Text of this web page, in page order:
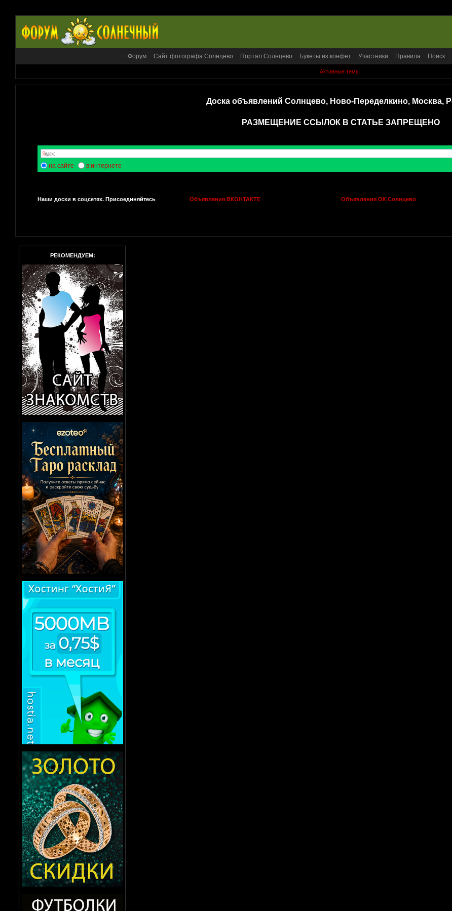
Форум Сайт фотографа Солнцево Портал Солнцево Букеты из конфет Участники Правила Поиск
Активные темы
Доска объявлений Солнцево, Ново-Переделкино, Москва,
РАЗМЕЩЕНИЕ ССЫЛОК В СТАТЬЕ ЗАПРЕЩЕНО
на сайте в интернете
Наши доски в соцсетях. Присоединяйтесь Объявления ВКОНТАКТЕ Объявления ОК Солнцево
РЕКОМЕНДУЕМ: